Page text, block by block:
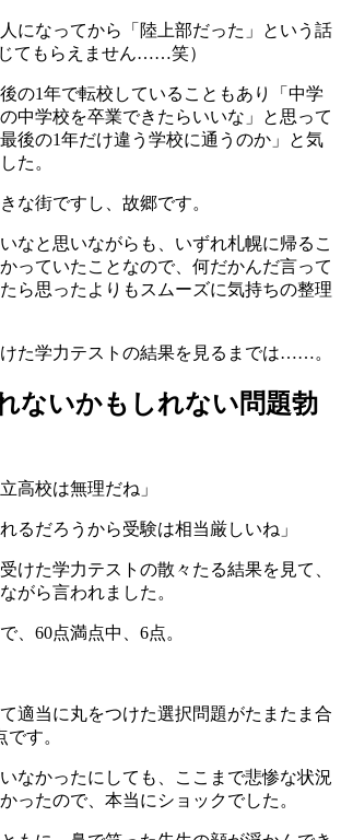
人になってから「陸上部だった」という話
てもらえません……笑）
の1年で転校していることもあり「中学
中学校を卒業できたらいいな」と思って
後の1年だけ違う学校に通うのか」と気
た。
な街ですし、故郷です。
なと思いながらも、いずれ札幌に帰るこ
っていたことなので、何だかんだ言って
ら思ったよりもスムーズに気持ちの整理
た学力テストの結果を見るまでは……。
ないかもしれない問題勃
高校は無理だね」
るだろうから受験は相当厳しいね」
けた学力テストの散々たる結果を見て、
がら言われました。
、60点満点中、6点。
適当に丸をつけた選択問題がたまたま合
す。
なかったにしても、ここまで悲惨な状況
ったので、本当にショックでした。